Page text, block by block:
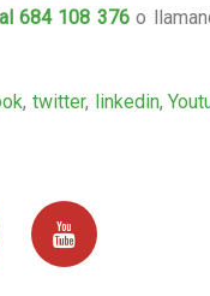
684 108 376o
, twitter, linkedin,